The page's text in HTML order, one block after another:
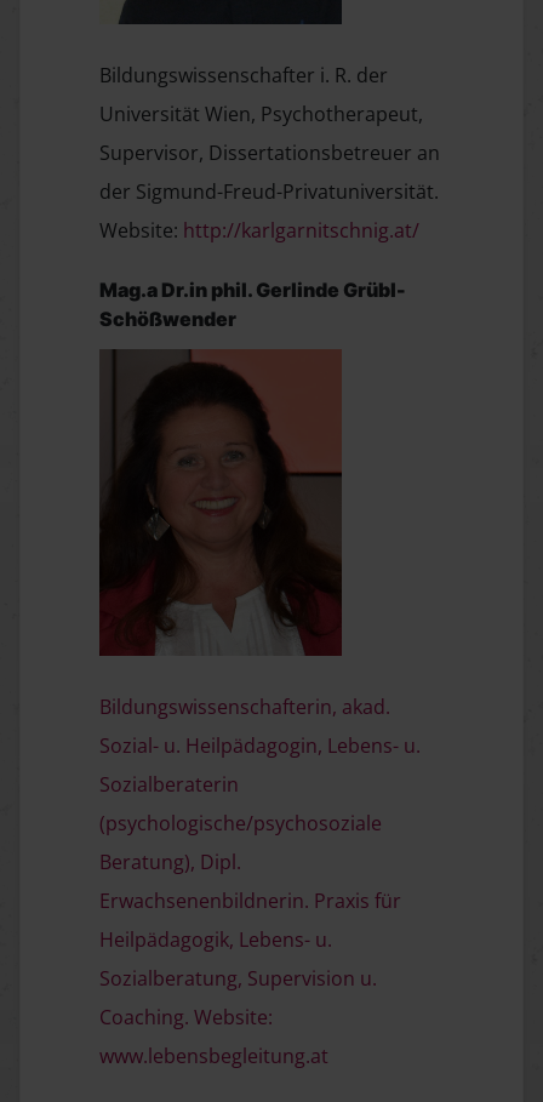
Bildungswissenschafter i. R. der
Universität Wien, Psychotherapeut,
Supervisor, Dissertations­betreuer an
der Sigmund-Freud-Privatuniversität.
Website: http://karlgarnitschnig.at/
Mag.a Dr.in phil. Gerlinde Grübl-
Schößwender
Bildungswissenschafterin, akad.
Sozial- u. Heilpädagogin, Lebens- u.
Sozialberaterin
(psychologische/psychosoziale
Beratung), Dipl.
Erwachsenenbildnerin. Praxis für
Heilpädagogik, Lebens- u.
Sozialberatung, Supervision u.
Coaching. Website:
www.lebensbegleitung.at